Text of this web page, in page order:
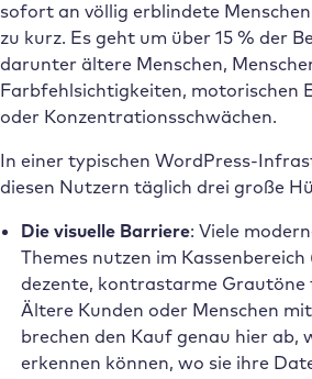
sofort an völlig erblindete
zu kurz. Es geht um über 15 % der
darunter ältere Menschen,
Farbfehlsichtigkeiten, motorischen
oder Konzentrationsschwächen.
In einer typischen WordPress-
diesen Nutzern täglich drei große
Die visuelle Barriere: Viele
Themes nutzen im
dezente, kontrastarme Grautöne
Ältere Kunden oder Menschen
brechen den Kauf genau hier ab,
erkennen können, wo sie ihre